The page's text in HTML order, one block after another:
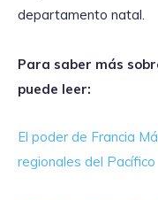
departamento natal.
Para saber más
puede leer:
El poder de Francia
regionales del Pacífico